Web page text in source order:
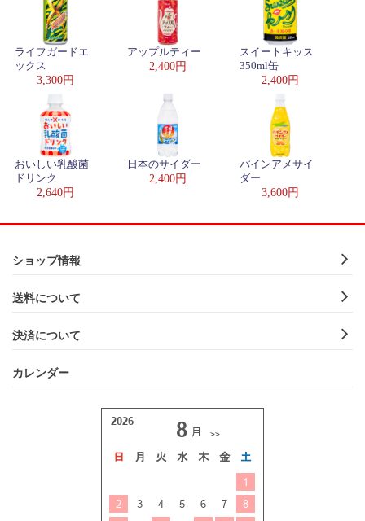
ライフガードエ
ックス
3,300円
アップルティー
2,400円
スイートキッス
350ml缶
2,400円
おいしい乳酸菌
ドリンク
2,640円
日本のサイダー
2,400円
パインアメサイ
ダー
3,600円
ショップ情報
送料について
決済について
カレンダー